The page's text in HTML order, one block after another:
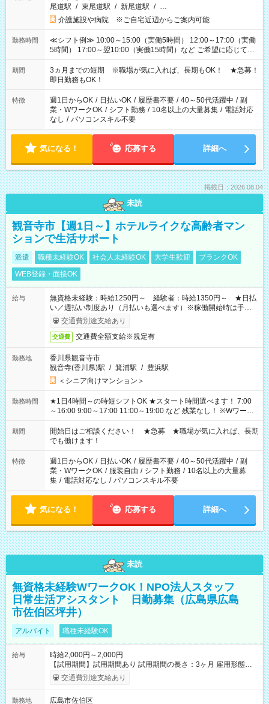
尾道駅 / 東尾道駅 / 新尾道駅 / …
介護施設や病院 ※ご自宅近辺からご案内可能
勤務時間
≪シフト例≫ 10:00～15:00（実働5時間） 12:00～17:00（実働
5時間） 17:00～翌10:00（実働15時間）など ご希望に応じて、
働く時間は調整できます！ お気軽に担当へ相談ください！
期間
3ヵ月までの短期 ※職場が気に入れば、長期もOK！ ★急募！
即日勤務もOK！
特徴 週1日からOK / 日払いOK / 履歴書不要 / 40～50代活躍中 / 副
業・WワークOK / シフト勤務 / 10名以上の大量募集 / 電話対応
なし / パソコンスキル不要
気になる！ 応募する 詳細へ
掲載日：2026.08.04
未読
観音寺市【週1日～】ホテルライクな高齢者マン
ションで生活サポート
派遣 職種未経験OK 社会人未経験OK 大学生歓迎
ブランクOK
WEB登録・面接OK
給与
無資格未経験：時給1250円～ 経験者：時給1350円～ ★日払
い／週払い制度あり（月払いも選べます）※稼働開始時は手続き
完了次第のお支払いとなります。
交通費別途支給あり
交通費 交通費全額支給※規定有
勤務地
香川県観音寺市
観音寺(香川県)駅 / 箕浦駅 / 豊浜駅
＜シニア向けマンション＞
勤務時間
★1日4時間～の時短シフトOK ★スタート時間選べます！ 7:00
～16:00 9:00～17:00 11:00～19:00 など 残業なし！ ※Wワーク
の場合、他のお仕事と合わせ週40時間超の就業はご案内できま
せん ※法令に基づき、週20時間以上勤務は社会保険への加入対
象となります ※労働者派遣法（日雇い派遣の原則禁止）によ
り、短時間・短期間の就業はご案内が難しい場合があります
期間
開始日はご相談ください！ ★急募 ★職場が気に入れば、長期
でも働けます！
特徴 週1日からOK / 日払いOK / 履歴書不要 / 40～50代活躍中 / 副
業・WワークOK / 服装自由 / シフト勤務 / 10名以上の大量募
集 / 電話対応なし / パソコンスキル不要
気になる！ 応募する 詳細へ
未読
無資格未経験WワークOK！NPO法人スタッフ
日常生活アシスタント 日勤募集（広島県広島
市佐伯区坪井）
アルバイト 職種未経験OK
給与
時給2,000円～2,000円
【試用期間】試用期間あり 試用期間の長さ：3ヶ月 雇用形態、
給与は本採用時と同じです。
交通費別途支給あり
勤務地
広島市佐伯区